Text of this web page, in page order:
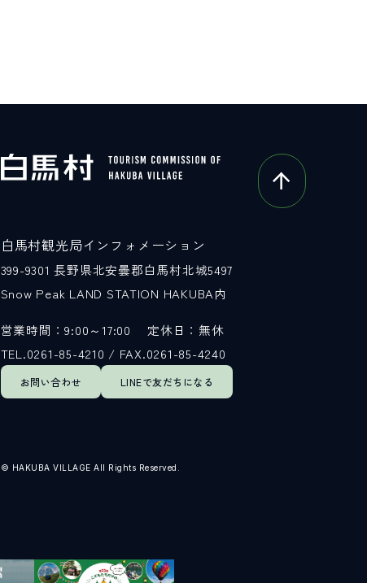
お問い合わせ LINEで友だちになる
白馬村観光局インフォメーション
399-9301 長野県北安曇郡白馬村北城5497
Snow Peak LAND STATION HAKUBA内
営業時間：9:00～17:00
定休日：無休
TEL.0261-85-4210 / FAX.0261-85-4240
© HAKUBA VILLAGE All Rights Reserved.